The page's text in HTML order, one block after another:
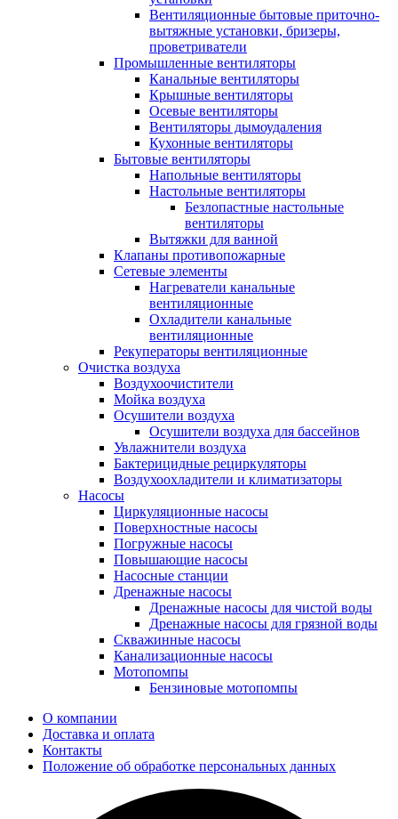
Вентиляционные бытовые приточно-
вытяжные установки, бризеры,
проветриватели
Промышленные вентиляторы
Канальные вентиляторы
Крышные вентиляторы
Осевые вентиляторы
Вентиляторы дымоудаления
Кухонные вентиляторы
Бытовые вентиляторы
Напольные вентиляторы
Настольные вентиляторы
Безлопастные настольные
вентиляторы
Вытяжки для ванной
Клапаны противопожарные
Сетевые элементы
Нагреватели канальные
вентиляционные
Охладители канальные
вентиляционные
Рекуператоры вентиляционные
Очистка воздуха
Воздухоочистители
Мойка воздуха
Осушители воздуха
Осушители воздуха для бассейнов
Увлажнители воздуха
Бактерицидные рециркуляторы
Воздухоохладители и климатизаторы
Насосы
Циркуляционные насосы
Поверхностные насосы
Погружные насосы
Повышающие насосы
Насосные станции
Дренажные насосы
Дренажные насосы для чистой воды
Дренажные насосы для грязной воды
Скважинные насосы
Канализационные насосы
Мотопомпы
Бензиновые мотопомпы
О компании
Доставка и оплата
Контакты
Положение об обработке персональных данных